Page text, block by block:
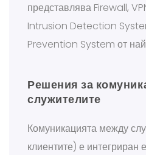
представлява Firewall,
Intrusion Detection
Prevention System от
Решения за
служителите
Комуникацията между
клиентите) е интегриран